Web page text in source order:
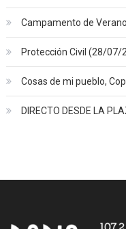
Campamento de
Protección Civil (28/07/
Cosas de mi pueblo,
DIRECTO DESDE LA